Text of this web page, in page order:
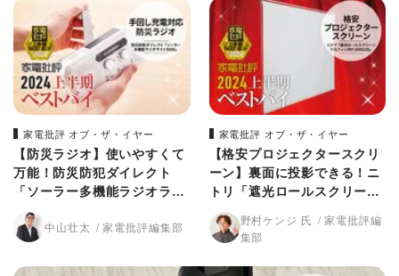
家電批評 オブ・ザ・イヤー
【防災ラジオ】使いやすくて
万能！防災防犯ダイレクト
「ソーラー多機能ラジオライ
ト5000」【家電批評2024上
半期ベストバイ】
中山壮太 家電批評編集部
家電批評 オブ・ザ・イヤー
【格安プロジェクタースクリ
ーン】裏面に投影できる！ニ
トリ「遮光ロールスクリー
ン」【家電批評2024上半期ベ
ストバイ】
野村ケンジ 氏
家電批評編
集部